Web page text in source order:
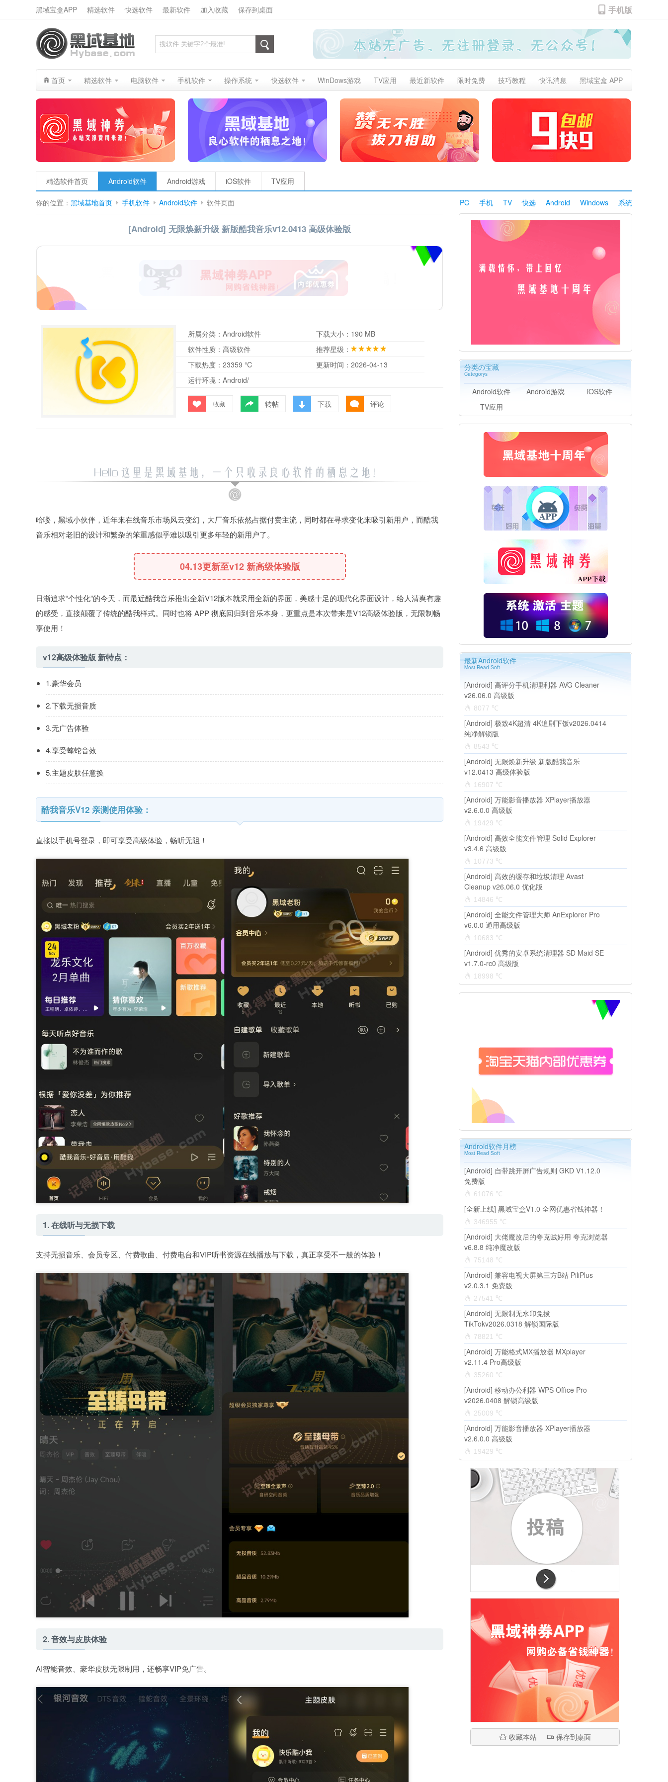
黑域宝盒APP 精选软件 快选软件 最新软件 加入收藏 保存到桌面 手机版
首页 精选软件 电脑软件 手机软件 操作系统 快选软件 WinDows游戏 TV应用 最近新软件 限时免费 技巧教程 快讯消息 黑域宝盒 APP
精选软件首页 Android软件 Android游戏 iOS软件 TV应用
你的位置： 黑域基地首页 手机软件 Android软件 软件页面 PC 手机 TV 快选 Android Windows 系统
[Android] 无限焕新升级 新版酷我音乐v12.0413 高级体验版
所属分类： Android软件 下载大小： 190 MB
软件性质： 高级软件
推荐星级：
下载热度： 23359 ℃ 更新时间： 2026-04-13
运行环境： Android/
收藏 转帖 下载 评论
哈喽，黑域小伙伴，近年来在线音乐市场风云变幻，大厂音乐依然占据付费主流，同时都在寻求变化来吸引新用户，而酷我
音乐相对老旧的设计和繁杂的笨重感似乎难以吸引更多年轻的新用户了。
04.13更新至v12 新高级体验版
日渐追求“个性化”的今天，而最近酷我音乐推出全新V12版本就采用全新的界面，美感十足的现代化界面设计，给人清爽有趣
的感受，直接颠覆了传统的酷我样式。同时也将 APP 彻底回归到音乐本身，更重点是本次带来是V12高级体验版，无限制畅
享使用！
v12高级体验版 新特点：
1.豪华会员
2.下载无损音质
3.无广告体验
4.享受蝰蛇音效
5.主题皮肤任意换
酷我音乐V12 亲测使用体验：
直接以手机号登录，即可享受高级体验，畅听无阻！
1. 在线听与无损下载
支持无损音乐、会员专区、付费歌曲、付费电台和VIP听书资源在线播放与下载，真正享受不一般的体验！
2. 音效与皮肤体验
AI智能音效、豪华皮肤无限制用，还畅享VIP免广告。
分类の宝藏
Categorys
Android软件 Android游戏
iOS软件
TV应用
最新Android软件
Most Read Soft
[Android] 高评分手机清理利器 AVG Cleaner
v26.06.0 高级版
8077 ℃
[Android] 极致4K超清 4K追剧下饭v2026.0414
纯净解锁版
8543 ℃
[Android] 无限焕新升级 新版酷我音乐
v12.0413 高级体验版
16907 ℃
[Android] 万能影音播放器 XPlayer播放器
v2.6.0.0 高级版
19429 ℃
[Android] 高效全能文件管理 Solid Explorer
v3.4.6 高级版
10773 ℃
[Android] 高效的缓存和垃圾清理 Avast
Cleanup v26.06.0 优化版
14846 ℃
[Android] 全能文件管理大师 AnExplorer Pro
v6.0.0 通用高级版
10683 ℃
[Android] 优秀的安卓系统清理器 SD Maid SE
v1.7.0-rc0 高级版
18998 ℃
Android软件月榜
Most Read Soft
[Android] 自带跳开屏广告规则 GKD V1.12.0
免费版
61076 ℃
[全新上线] 黑域宝盒V1.0 全网优惠省钱神器！
346955 ℃
[Android] 大佬魔改后的夸克贼好用 夸克浏览器
v6.8.8 纯净魔改版
75148 ℃
[Android] 兼容电视大屏第三方B站 PiliPlus
v2.0.3.1 免费版
27541 ℃
[Android] 无限制无水印免拔
TikTokv2026.0318 解锁国际版
78821 ℃
[Android] 万能格式MX播放器 MXplayer
v2.11.4 Pro高级版
35260 ℃
[Android] 移动办公利器 WPS Office Pro
v2026.0408 解锁高级版
25009 ℃
[Android] 万能影音播放器 XPlayer播放器
v2.6.0.0 高级版
19429 ℃
收藏本站 保存到桌面